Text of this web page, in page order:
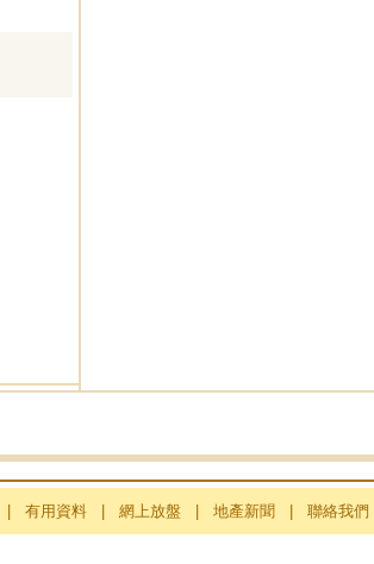
有用資料 網上放盤 地產新聞 聯絡我們